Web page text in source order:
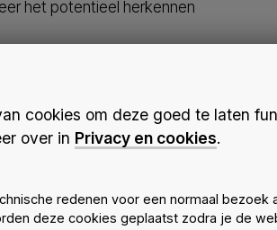
cookies om deze goed te laten
over in Privacy en cookies.
redenen voor een normaal bezoek
deze cookies geplaatst zodra je de
het potentieel herkennen
en hoogwaardige recyclage
) van deVUB